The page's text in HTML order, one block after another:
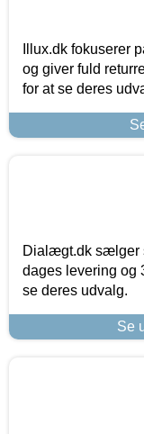
Illux.dk fokuserer
og giver fuld
for at se deres
Dialægt.dk sælger
dages levering og
se deres udvalg.
Se